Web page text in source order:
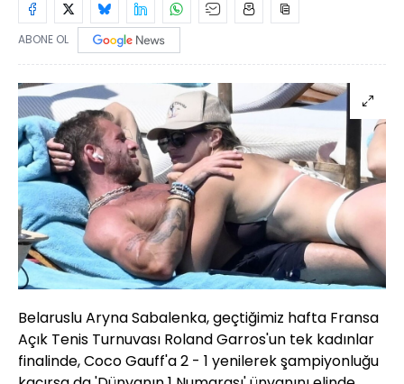
ABONE OL
Belaruslu Aryna Sabalenka, geçtiğimiz hafta Fransa
Açık Tenis Turnuvası Roland Garros'un tek kadınlar
finalinde, Coco Gauff'a 2 - 1 yenilerek şampiyonluğu